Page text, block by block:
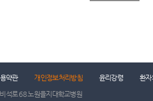
약관 개인정보처리방침 윤리강령
환자
석로 68 노원을지대학교병원